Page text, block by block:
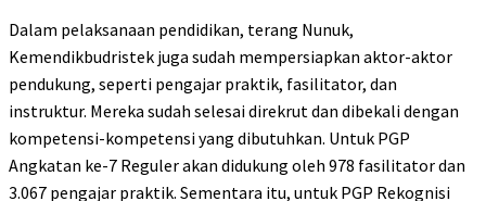
Dalam pelaksanaan pendidikan, terang Nunuk,
Kemendikbudristek juga sudah mempersiapkan aktor-aktor
pendukung, seperti pengajar praktik, fasilitator, dan
instruktur. Mereka sudah selesai direkrut dan dibekali dengan
kompetensi-kompetensi yang dibutuhkan. Untuk PGP
Angkatan ke-7 Reguler akan didukung oleh 978 fasilitator dan
3.067 pengajar praktik. Sementara itu, untuk PGP Rekognisi